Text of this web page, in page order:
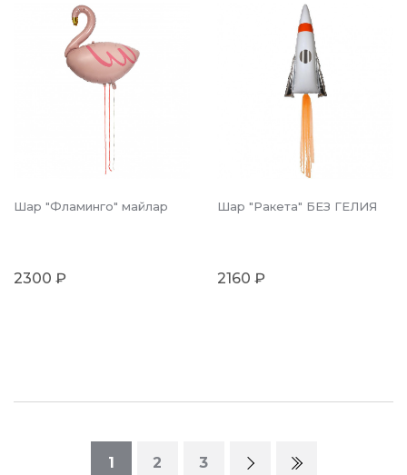
Шар "Фламинго" майлар
2300 ₽
Шар "Ракета" БЕЗ ГЕЛИЯ
2160 ₽
1 2 3